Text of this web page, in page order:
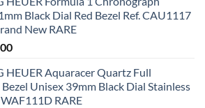
Black Dial Red Bezel Ref. CAU1117
New RARE
HEUER Aquaracer Quartz Full
Unisex 39mm Black Dial Stainless
WAF111D RARE